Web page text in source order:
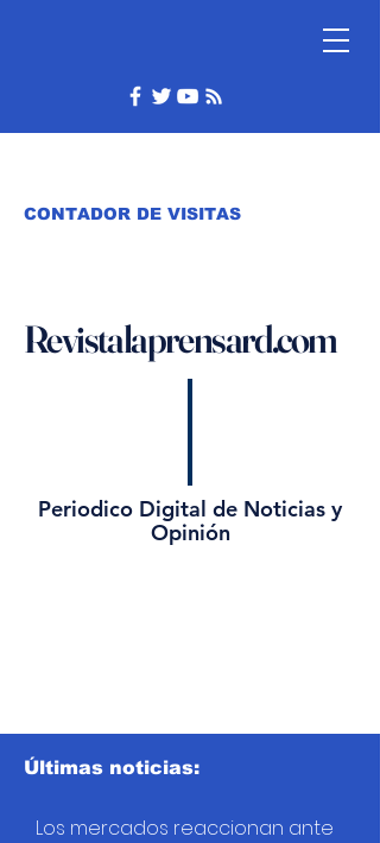
CONTADOR DE VISITAS
Revistalaprensard.com
Periodico Digital de Noticias y
Opinión
Últimas noticias:
Los mercados reaccionan ante